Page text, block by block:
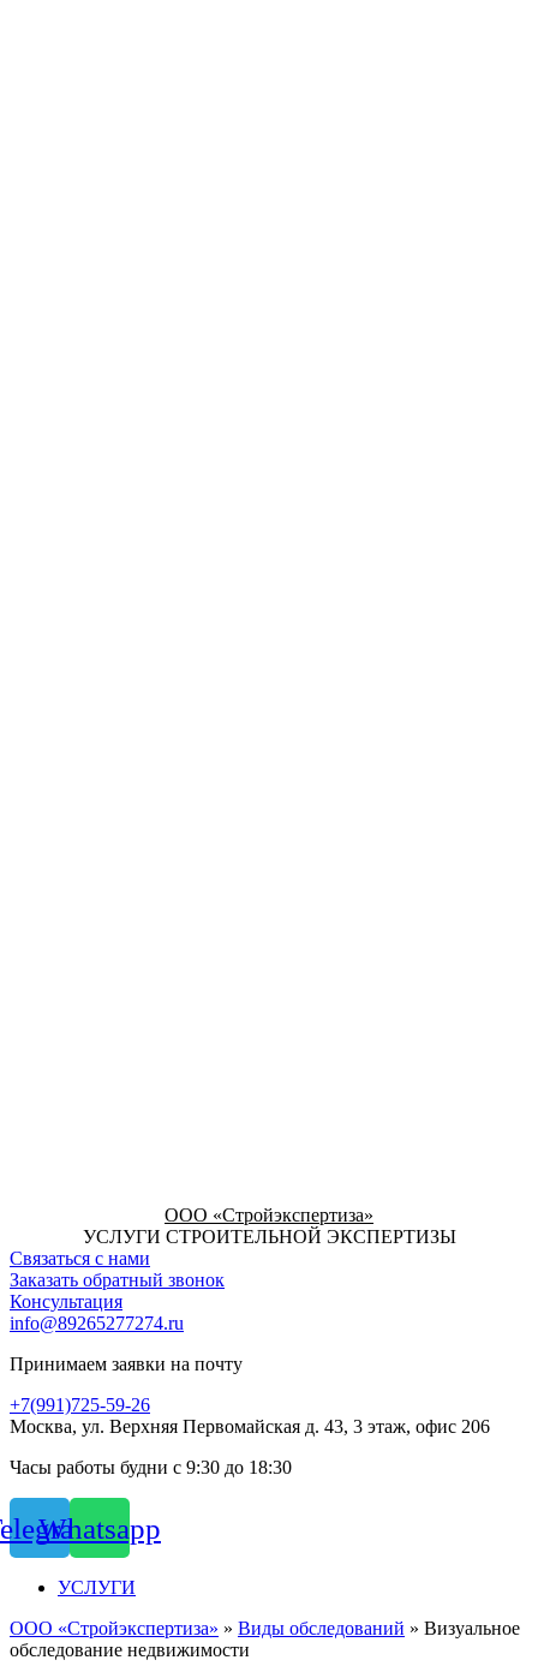
ООО «Стройэкспертиза»
УСЛУГИ СТРОИТЕЛЬНОЙ ЭКСПЕРТИЗЫ
Связаться с нами
Заказать обратный звонок
Консультация
info@89265277274.ru
Принимаем заявки на почту
+7(991)725-59-26
Москва, ул. Верхняя Первомайская д. 43, 3 этаж, офис 206
Часы работы будни с 9:30 до 18:30
Whatsapp
УСЛУГИ
ООО «Стройэкспертиза» » Виды обследований » Визуальное
обследование недвижимости